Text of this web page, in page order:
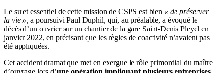
Le sujet essentiel de cette mission de CSPS est bien « de préserver
la vie », a poursuivi Paul Duphil, qui, au préalable, a évoqué le
décès d’un ouvrier sur un chantier de la gare Saint-Denis Pleyel en
janvier 2022, en précisant que les règles de coactivité n’avaient pas
été appliquées.
Cet accident dramatique met en exergue le rôle primordial du maître
d’ouvrage lors d’une opération impliquant plusieurs entreprises